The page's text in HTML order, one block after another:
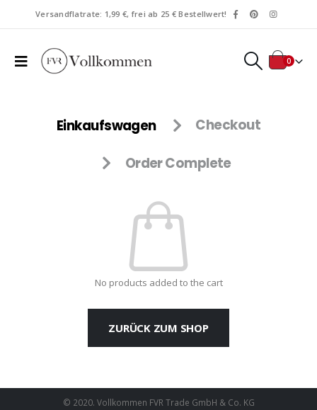
Versandflatrate: 1,99 €, frei ab 25 € Bestellwert!
0
Einkaufswagen Checkout
Order Complete
No products added to the cart
ZURÜCK ZUM SHOP
© 2020. Vollkommen FVR Trade GmbH & Co. KG